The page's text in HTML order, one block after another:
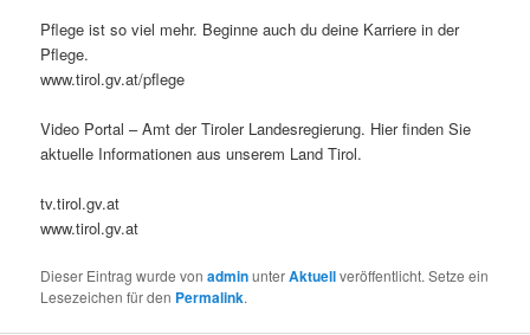
Pflege ist so viel mehr. Beginne auch du deine Karriere in der
Pflege.
www.tirol.gv.at/pflege
Video Portal – Amt der Tiroler Landesregierung. Hier finden Sie
aktuelle Informationen aus unserem Land Tirol.
tv.tirol.gv.at
www.tirol.gv.at
Dieser Eintrag wurde vonadminunterAktuellveröffentlicht. Setze ein
Lesezeichen für den Permalink.